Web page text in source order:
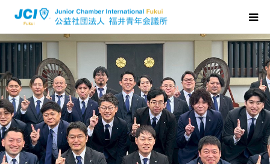
福井JCについて
活動について
メンバーの声